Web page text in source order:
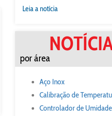
Leia a notícia
por área
Aço Inox
Calibração de
Controlador de